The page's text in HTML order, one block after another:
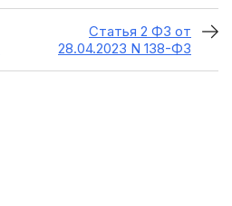
Статья 2 ФЗ от
28.04.2023 N 138-ФЗ